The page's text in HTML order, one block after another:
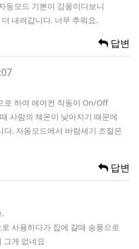
동모드 기본이 강풍이다보니
내려갑니다. 너무 추워요.
답변
로 하여 에어컨 작동이 On/Off
사람의 체온이 낮아지기 때문에
. 자동모드에서 바람세기 조절은
답변
사용하다가 집에 갈때 송풍으로
그게 없네요